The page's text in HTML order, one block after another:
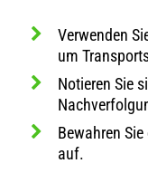
Verwenden
um
Notieren Sie
Bewahren
auf.